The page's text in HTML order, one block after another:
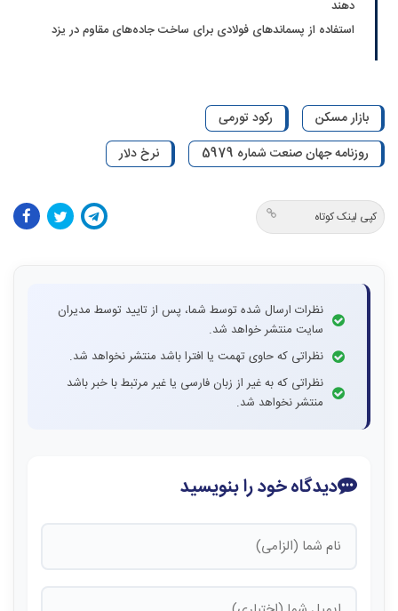
دهند
استفاده از پسماندهای فولادی برای ساخت جاده‌های مقاوم در یزد
بازار مسکن
رکود تورمی
روزنامه جهان صنعت شماره 5979
نرخ دلار
کپی لینک کوتاه
نظرات ارسال شده توسط شما، پس از تایید توسط مدیران
سایت منتشر خواهد شد.
نظراتی که حاوی تهمت یا افترا باشد منتشر نخواهد شد.
نظراتی که به غیر از زبان فارسی یا غیر مرتبط با خبر باشد
منتشر نخواهد شد.
دیدگاه خود را بنویسید